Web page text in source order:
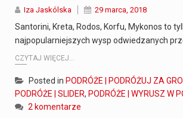
Iza Jaskólska 29 marca, 2018
Santorini, Kreta, Rodos, Korfu, Mykonos to
najpopularniejszych wysp odwiedzanych
CZYTAJ WIĘCEJ...
Posted in PODRÓŻE | PODRÓŻUJ ZA
PODRÓŻE | SLIDER, PODRÓŻE | WYRUSZ W
2 komentarze